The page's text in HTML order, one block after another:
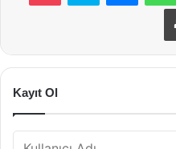
Kayıt Ol